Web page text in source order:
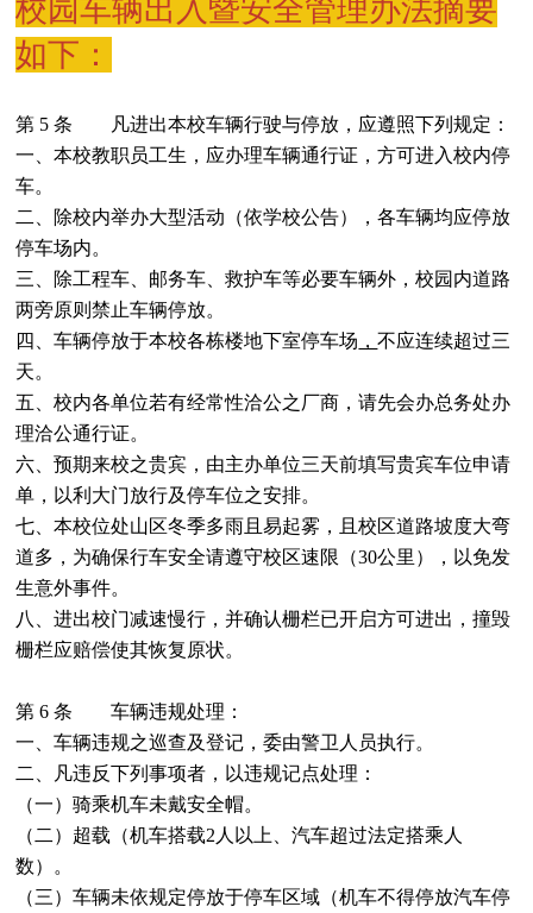
校园车辆出入暨安全管理办法摘要
如下：
第 5 条 凡进出本校车辆行驶与停放，应遵照下列规定：
一、本校教职员工生，应办理车辆通行证，方可进入校内停
车。
二、除校内举办大型活动（依学校公告），各车辆均应停放
停车场内。
三、除工程车、邮务车、救护车等必要车辆外，校园内道路
两旁原则禁止车辆停放。
四、车辆停放于本校各栋楼地下室停车场 ，不应连续超过三
天。
五、校内各单位若有经常性洽公之厂商，请先会办总务处办
理洽公通行证。
六、预期来校之贵宾，由主办单位三天前填写贵宾车位申请
单，以利大门放行及停车位之安排。
七、本校位处山区冬季多雨且易起雾，且校区道路坡度大弯
道多，为确保行车安全请遵守校区速限（30公里），以免发
生意外事件。
八
、进出校门减速慢行，并确认栅栏已开启方可进出，撞毁
栅栏应赔偿使其恢复原状。
第 6 条 车辆违规处理：
一、车辆违规之巡查及登记，委由警卫人员执行。
二、凡违反下列事项者 ，以违规记点处理：
（一）骑乘机车未戴安全帽。
（二）超载（机车搭载2人以上、汽车超过法定搭乘人
数）。
（三）车辆未依规定停放于停车区域（机车不得停放汽车停